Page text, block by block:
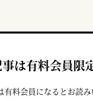
事は有料会員限
有料会員になるとお読み